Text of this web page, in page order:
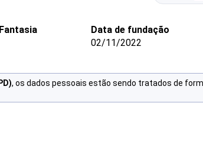
Data de fundação
02/11/2022
, os dados pessoais estão sendo tratados de